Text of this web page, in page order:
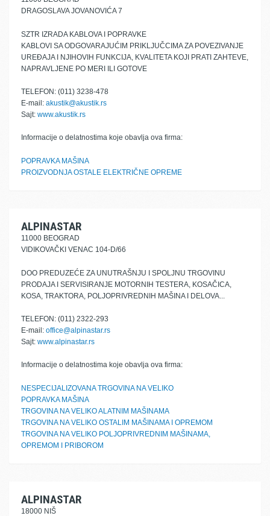
DRAGOSLAVA JOVANOVIĆA 7
SZTR IZRADA KABLOVA I POPRAVKE
KABLOVI SA ODGOVARAJUĆIM PRIKLJUČCIMA ZA POVEZIVANJE
UREĐAJA I NJIHOVIH FUNKCIJA, KVALITETA KOJI PRATI ZAHTEVE,
NAPRAVLJENE PO MERI ILI GOTOVE
TELEFON: (011) 3238-478
E-mail: akustik@akustik.rs
Sajt: www.akustik.rs
Informacije o delatnostima koje obavlja ova firma:
POPRAVKA MAŠINA
PROIZVODNJA OSTALE ELEKTRIČNE OPREME
ALPINASTAR
11000 BEOGRAD
VIDIKOVAČKI VENAC 104-D/66
DOO PREDUZEĆE ZA UNUTRAŠNJU I SPOLJNU TRGOVINU
PRODAJA I SERVISIRANJE MOTORNIH TESTERA, KOSAČICA,
KOSA, TRAKTORA, POLJOPRIVREDNIH MAŠINA I DELOVA...
TELEFON: (011) 2322-293
E-mail: office@alpinastar.rs
Sajt: www.alpinastar.rs
Informacije o delatnostima koje obavlja ova firma:
NESPECIJALIZOVANA TRGOVINA NA VELIKO
POPRAVKA MAŠINA
TRGOVINA NA VELIKO ALATNIM MAŠINAMA
TRGOVINA NA VELIKO OSTALIM MAŠINAMA I OPREMOM
TRGOVINA NA VELIKO POLJOPRIVREDNIM MAŠINAMA,
OPREMOM I PRIBOROM
ALPINASTAR
18000 NIŠ